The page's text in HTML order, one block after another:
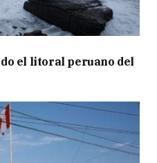
el litoral peruano del